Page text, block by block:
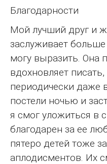
Благодарности
Мой лучший друг и
заслуживает
могу выразить. Она
вдохновляет
периодически даже
постели ночью и
я смог уложиться в
благодарен за ее
пятеро детей тоже
аплодисментов. Их